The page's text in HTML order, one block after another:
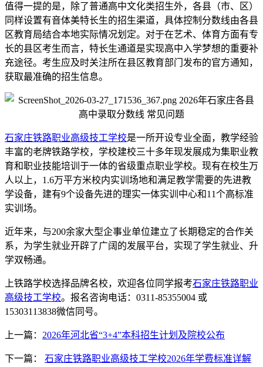
值得一提的是，除了普通高中文化类招生外，各县（市、区）
同样设置有音体美特长生的招生渠道，具体控制分数线由各县
区教育局结合本地实际情况划定。对于在艺术、体育方面有专
长的县区考生而言，特长生通道是实现高中入学梦想的重要补
充途径。考生应及时关注所在县区教育部门发布的官方通知，
获取最准确的招生信息。
石家庄铁路职业高级技工学校是一所开设专业全面，教学经验
丰富的老牌铁路学校，学校建校三十多年现发展成为集职业教
育和职业技能培训于一体的省级重点职业学校。现有在校生万
人以上，1.6万平方米校内实训场地和满足教学需要的先进教
学设备，建有9个设备先进的理实一体实训中心和11个高标准
实训场。
近年来，与200余家大型企事业单位建立了长期稳定的合作关
系，为学生就业开辟了广阔的发展平台，实现了学生就业、升
学双畅通。
上铁路学校选择品牌名校，欢迎各位同学报考石家庄铁路职业
高级技工学校。报名咨询电话：0311-85355004 或
15303113838微信同号。
上一篇： 2026年河北省“3+4”本科招生计划及院校公布
下一篇： 石家庄铁路职业高级技工学校2026年学费标准详解